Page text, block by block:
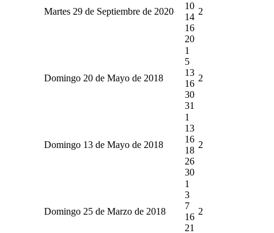
Martes 29 de Septiembre de 2020
10
14
16
20
2
Domingo 20 de Mayo de 2018
1
5
13
16
30
31
2
Domingo 13 de Mayo de 2018
1
13
16
18
26
30
2
Domingo 25 de Marzo de 2018
1
3
7
16
21
2